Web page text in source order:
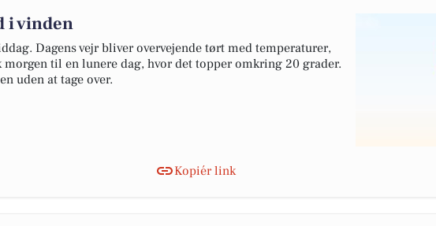
i vinden
Dagens vejr bliver overvejende tørt med temperaturer,
til en lunere dag, hvor det topper omkring 20 grader.
uden at tage over.
Kopiér link